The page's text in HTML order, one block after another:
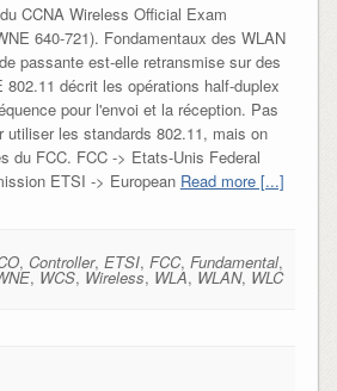
CCNA Wireless Official Exam
des WLAN
des
pour l'envoi et la réception. Pas
ETSI -> European Read more [...]
, Controller,ETSI,FCC,Fundamental,
, WCS, Wireless, WLA, WLAN, WLC